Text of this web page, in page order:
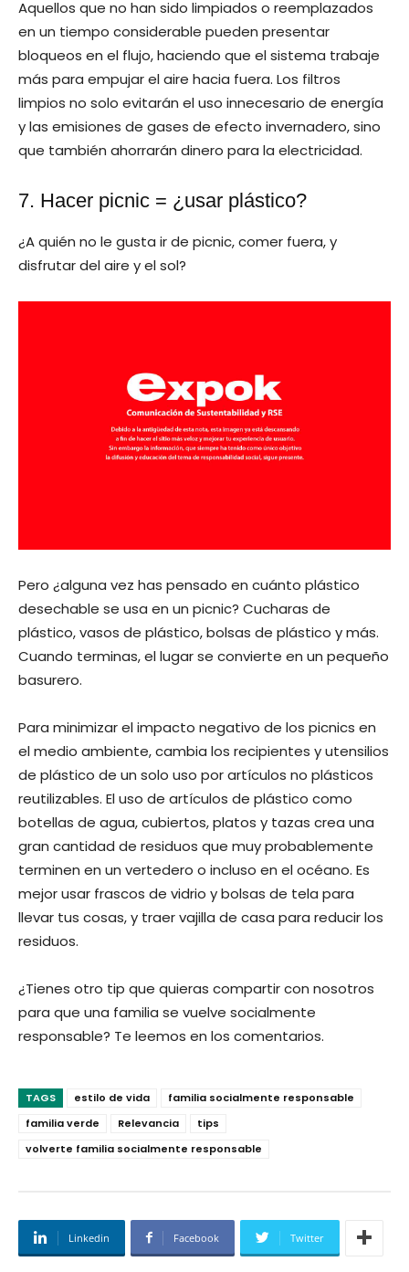
Aquellos que no han sido limpiados o reemplazados
en un tiempo considerable pueden presentar
bloqueos en el flujo, haciendo que el sistema trabaje
más para empujar el aire hacia fuera. Los filtros
limpios no solo evitarán el uso innecesario de energía
y las emisiones de gases de efecto invernadero, sino
que también ahorrarán dinero para la electricidad.
7. Hacer picnic = ¿usar plástico?
¿A quién no le gusta ir de picnic, comer fuera, y
disfrutar del aire y el sol?
Pero ¿alguna vez has pensado en cuánto plástico
desechable se usa en un picnic? Cucharas de
plástico, vasos de plástico, bolsas de plástico y más.
Cuando terminas, el lugar se convierte en un pequeño
basurero.
Para minimizar el impacto negativo de los picnics en
el medio ambiente, cambia los recipientes y utensilios
de plástico de un solo uso por artículos no plásticos
reutilizables. El uso de artículos de plástico como
botellas de agua, cubiertos, platos y tazas crea una
gran cantidad de residuos que muy probablemente
terminen en un vertedero o incluso en el océano. Es
mejor usar frascos de vidrio y bolsas de tela para
llevar tus cosas, y traer vajilla de casa para reducir los
residuos.
¿Tienes otro tip que quieras compartir con nosotros
para que una familia se vuelve socialmente
responsable? Te leemos en los comentarios.
TAGS estilo de vida
familia socialmente responsable
familia verde
Relevancia
tips
volverte familia socialmente responsable
Linkedin Facebook Twitter